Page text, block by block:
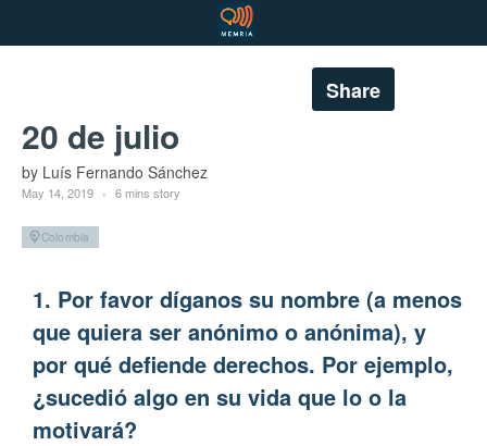
Share
20 de julio
by Luís Fernando Sánchez
May 14, 2019 6 mins story
Colombia
1. Por favor díganos su nombre (a menos
que quiera ser anónimo o anónima), y
por qué defiende derechos. Por ejemplo,
¿sucedió algo en su vida que lo o la
motivará?